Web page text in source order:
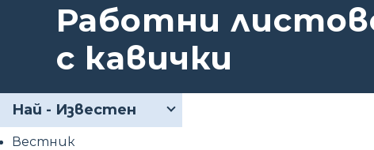
Работни
с кавички
Най - Известен
Вестник